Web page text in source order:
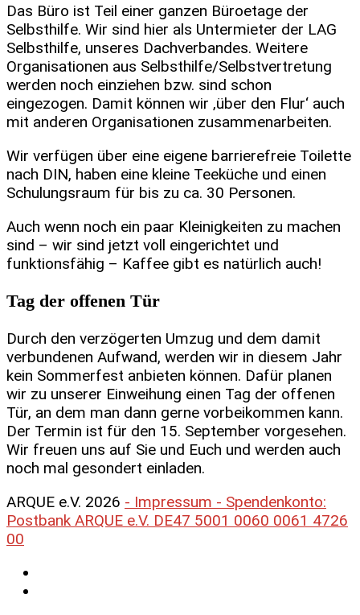
Das Büro ist Teil einer ganzen Büroetage der
Selbsthilfe. Wir sind hier als Untermieter der LAG
Selbsthilfe, unseres Dachverbandes. Weitere
Organisationen aus Selbsthilfe/Selbstvertretung
werden noch einziehen bzw. sind schon
eingezogen. Damit können wir ‚über den Flur‘ auch
mit anderen Organisationen zusammenarbeiten.
Wir verfügen über eine eigene barrierefreie Toilette
nach DIN, haben eine kleine Teeküche und einen
Schulungsraum für bis zu ca. 30 Personen.
Auch wenn noch ein paar Kleinigkeiten zu machen
sind – wir sind jetzt voll eingerichtet und
funktionsfähig – Kaffee gibt es natürlich auch!
Tag der offenen Tür
Durch den verzögerten Umzug und dem damit
verbundenen Aufwand, werden wir in diesem Jahr
kein Sommerfest anbieten können. Dafür planen
wir zu unserer Einweihung einen Tag der offenen
Tür, an dem man dann gerne vorbeikommen kann.
Der Termin ist für den 15. September vorgesehen.
Wir freuen uns auf Sie und Euch und werden auch
noch mal gesondert einladen.
ARQUE e.V. 2026 - Impressum - Spendenkonto:
Postbank ARQUE e.V. DE47 5001 0060 0061 4726
00